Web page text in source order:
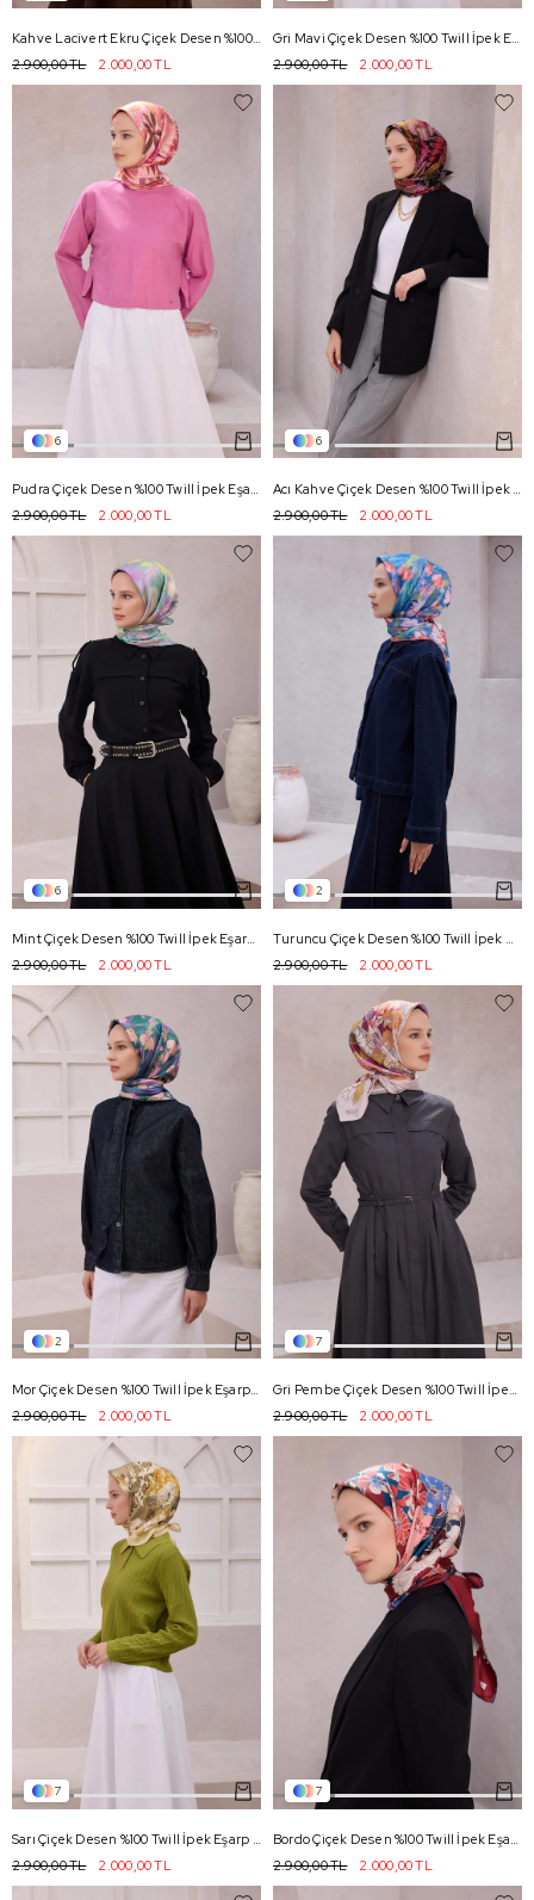
Kahve Lacivert Ekru Çiçek Desen %100 Twill İpek Eşarp 4220 - 41
2.000,00 TL
2.900,00 TL
Gri Mavi Çiçek Desen %100 Twill İpek Eşarp 4220 - 56
2.000,00 TL
2.900,00 TL
6
2.000,00 TL
2.900,00 TL
6
2.000,00 TL
2.900,00 TL
6
Mint Çiçek Desen %100 Twill İpek Eşarp 4225 - 56
2.000,00 TL
2.900,00 TL
2
Turuncu Çiçek Desen %100 Twill İpek Eşarp 4217 - 01
2.000,00 TL
2.900,00 TL
2
2.000,00 TL
2.900,00 TL
7
2.000,00 TL
2.900,00 TL
7
Sarı Çiçek Desen %100 Twill İpek Eşarp 4220 - 35
2.000,00 TL
2.900,00 TL
7
Bordo Çiçek Desen %100 Twill İpek Eşarp 4220 - 36
2.000,00 TL
2.900,00 TL